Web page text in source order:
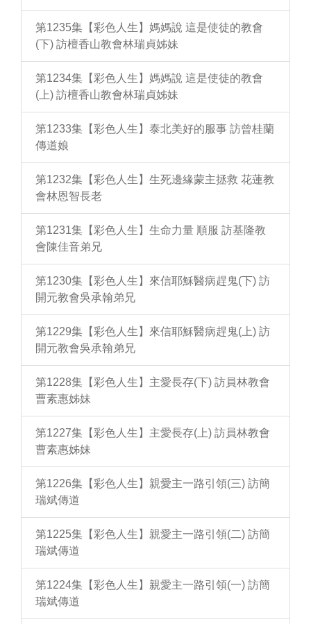
第1235集【彩色人生】媽媽說 這是使徒的教會
(下) 訪檀香山教會林瑞貞姊妹
第1234集【彩色人生】媽媽說 這是使徒的教會
(上) 訪檀香山教會林瑞貞姊妹
第1233集【彩色人生】泰北美好的服事 訪曾桂蘭
傳道娘
第1232集【彩色人生】生死邊緣蒙主拯救 花蓮教
會林恩智長老
第1231集【彩色人生】生命力量 順服 訪基隆教
會陳佳音弟兄
第1230集【彩色人生】來信耶穌醫病趕鬼(下) 訪
開元教會吳承翰弟兄
第1229集【彩色人生】來信耶穌醫病趕鬼(上) 訪
開元教會吳承翰弟兄
第1228集【彩色人生】主愛長存(下) 訪員林教會
曹素惠姊妹
第1227集【彩色人生】主愛長存(上) 訪員林教會
曹素惠姊妹
第1226集【彩色人生】親愛主一路引領(三) 訪簡
瑞斌傳道
第1225集【彩色人生】親愛主一路引領(二) 訪簡
瑞斌傳道
第1224集【彩色人生】親愛主一路引領(一) 訪簡
瑞斌傳道